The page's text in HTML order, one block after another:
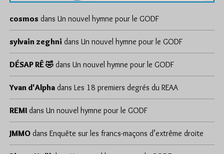
cosmos dans Un nouvel hymne pour le GODF
sylvain zeghni dans Un nouvel hymne pour le GODF
DÉSAP RÊ 🤣 dans Un nouvel hymne pour le GODF
Yvan d'Alpha dans Les 18 premiers degrés du REAA
REMI dans Un nouvel hymne pour le GODF
JMMO dans Enquête sur les francs-maçons d’extrême droite